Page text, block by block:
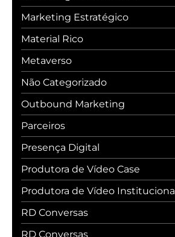
Marketing Estratégico
Material Rico
Metaverso
Não Categorizado
Outbound Marketing
Parceiros
Presença Digital
Produtora de Vídeo Case
Produtora de Vídeo Institucional
RD Conversas
RD Conversas